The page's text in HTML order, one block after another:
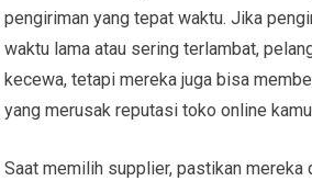
pengiriman yang tepat waktu. Jika
waktu lama atau sering terlambat,
kecewa, tetapi mereka juga bisa
yang merusak reputasi toko online
Saat memilih supplier, pastikan mereka